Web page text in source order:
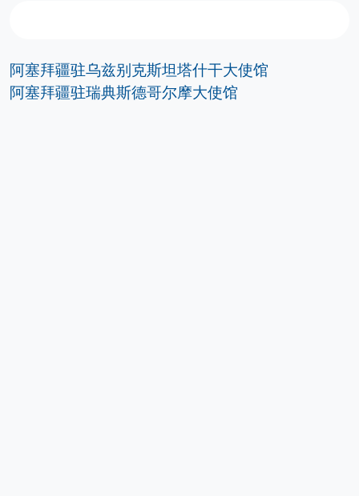
阿塞拜疆驻乌兹别克斯坦塔什干大使馆
阿塞拜疆驻瑞典斯德哥尔摩大使馆